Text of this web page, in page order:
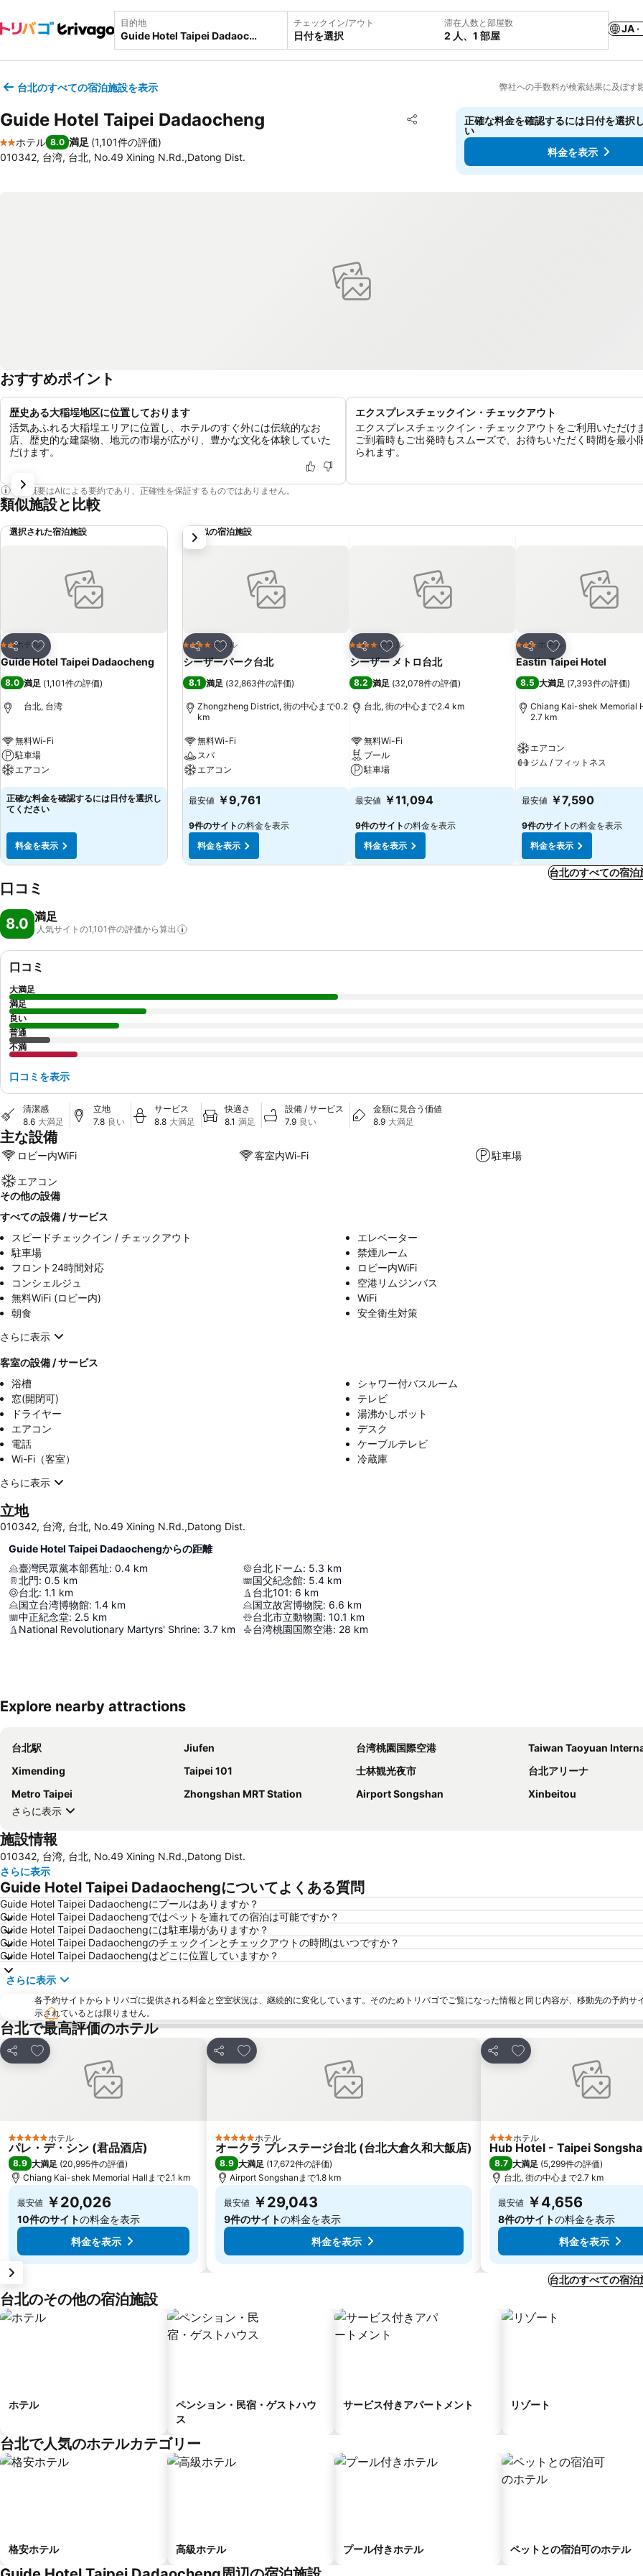
目的地 チェックイン/アウト
日付を選択
滞在人数と部屋数
2 人、1 部屋
JA ·
台北のすべての宿泊施設を表示 弊社への手数料が検索結果に及ぼす
Guide Hotel Taipei Dadaocheng シェア
お気に入りに追加
2 ホテルのランク
ホテル 8.0 満足 (1,101件の評価)
010342, 台湾, 台北, No.49 Xining N.Rd.,Datong Dist.
正確な料金を確認するには日付を選択
い
料金を表示
おすすめポイント
歴史ある大稲埕地区に位置しております
活気あふれる大稲埕エリアに位置し、ホテルのすぐ外には伝統的なお
店、歴史的な建築物、地元の市場が広がり、豊かな文化を体験していた
だけます。
エクスプレスチェックイン・チェックアウト
エクスプレスチェックイン・チェックアウトをご利用いただけ
ご到着時もご出発時もスムーズで、お待ちいただく時間を最小
られます。
この概要はAIによる要約であり、正確性を保証するものではありません。
類似施設と比較
選択された宿泊施設
シェア
お気に入りに追加
2 ホテルのランク
ホテル
Guide Hotel Taipei Dadaocheng
8.0 満足 (1,101件の評価)
台北, 台湾
無料Wi-Fi
駐車場
エアコン
正確な料金を確認するには日付を選択し
てください
料金を表示
類似の宿泊施設
シェア
お気に入りに追加
4 ホテルのランク
ホテル
シーザーパーク台北
8.1 満足 (32,863件の評価)
Zhongzheng District, 街の中心まで0.2
km
無料Wi-Fi
スパ
エアコン
最安値 ￥9,761
9件のサイトの料金を表示
料金を表示
シェア
お気に入りに追加
4 ホテルのランク
ホテル
シーザー メトロ台北
8.2 満足 (32,078件の評価)
台北, 街の中心まで2.4 km
無料Wi-Fi
プール
駐車場
最安値 ￥11,094
9件のサイトの料金を表示
料金を表示
シェア
お気に入りに追加
3 ホテルのランク
ホテル
Eastin Taipei Hotel
8.5 大満足 (7,393件の評価)
Chiang Kai-shek Memorial
2.7 km
エアコン
ジム / フィットネス
最安値 ￥7,590
9件のサイトの料金を表示
料金を表示
次
台北のすべての宿泊
口コミ
8.0 満足
人気サイトの1,101件の評価から算出
口コミ
大満足
満足
良い
普通
不満
口コミを表示
清潔感
8.6 大満足
立地
7.8 良い
サービス
8.8 大満足
快適さ
8.1 満足
設備 / サービス
7.9 良い
金額に見合う価値
8.9 大満足
主な設備
ロビー内WiFi 客室内Wi-Fi 駐車場
エアコン
その他の設備
すべての設備 / サービス
スピードチェックイン / チェックアウト
エレベーター
駐車場
禁煙ルーム
フロント24時間対応
ロビー内WiFi
コンシェルジュ
空港リムジンバス
無料WiFi (ロビー内)
WiFi
朝食
安全衛生対策
さらに表示
客室の設備 / サービス
浴槽
シャワー付バスルーム
窓(開閉可)
テレビ
ドライヤー
湯沸かしポット
エアコン
デスク
電話
ケーブルテレビ
Wi-Fi（客室）
冷蔵庫
さらに表示
立地
010342, 台湾, 台北, No.49 Xining N.Rd.,Datong Dist.
Guide Hotel Taipei Dadaochengからの距離
臺灣民眾黨本部舊址: 0.4 km
北門: 0.5 km
台北: 1.1 km
国立台湾博物館: 1.4 km
中正紀念堂: 2.5 km
National Revolutionary Martyrs' Shrine: 3.7 km
台北ドーム: 5.3 km
国父紀念館: 5.4 km
台北101: 6 km
国立故宮博物院: 6.6 km
台北市立動物園: 10.1 km
台湾桃園国際空港: 28 km
Explore nearby attractions
台北駅 Jiufen 台湾桃園国際空港
Taiwan Taoyuan
Ximending
Taipei 101 士林観光夜市
台北アリーナ
Metro Taipei
Zhongshan MRT Station Airport Songshan
Xinbeitou
さらに表示
施設情報
010342, 台湾, 台北, No.49 Xining N.Rd.,Datong Dist.
さらに表示
Guide Hotel Taipei Dadaochengについてよくある質問
Guide Hotel Taipei Dadaochengにプールはありますか？
Guide Hotel Taipei Dadaochengではペットを連れての宿泊は可能ですか？
Guide Hotel Taipei Dadaochengには駐車場がありますか？
Guide Hotel Taipei Dadaochengのチェックインとチェックアウトの時間はいつですか？
Guide Hotel Taipei Dadaochengはどこに位置していますか？
さらに表示
各予約サイトからトリバゴに提供される料金と空室状況は、継続的に変化しています。そのためトリバゴでご覧になった情報と同じ内容が、移動先の予約サ
示されているとは限りません。
台北で最高評価のホテル
シェア
お気に入りに追加
5 ホテルのランク
ホテル
パレ・デ・シン (君品酒店)
8.9 大満足 (20,995件の評価)
Chiang Kai-shek Memorial Hallまで2.1 km
最安値 ￥20,026
10件のサイトの料金を表示
料金を表示
シェア
お気に入りに追加
5 ホテルのランク
ホテル
オークラ プレステージ台北 (台北大倉久和大飯店)
8.9 大満足 (17,672件の評価)
Airport Songshanまで1.8 km
最安値 ￥29,043
9件のサイトの料金を表示
料金を表示
シェア
お気に入りに追加
3 ホテルのランク
ホテル
Hub Hotel - Taipei
8.7 大満足 (5,299件の評価)
台北, 街の中心まで2.7 km
最安値 ￥4,656
8件のサイトの料金を表示
料金を表示
台北のすべての宿泊
台北のその他の宿泊施設
ホテル
ペンション・民宿・ゲストハウ
ス
サービス付きアパートメント リゾート
台北で人気のホテルカテゴリー
格安ホテル 高級ホテル プール付きホテル ペットとの宿泊可のホテル